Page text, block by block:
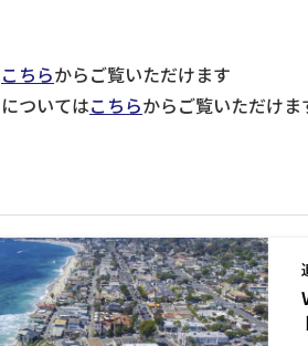
こちらからご覧いただけます
ついてはこちらからご覧いただけま